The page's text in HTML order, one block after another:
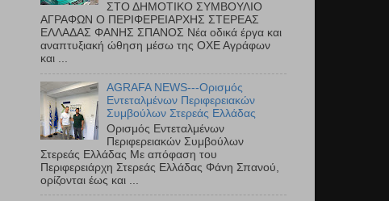
ΣΤΟ ΔΗΜΟΤΙΚΟ ΣΥΜΒΟΥΛΙΟ
ΑΓΡΑΦΩΝ Ο ΠΕΡΙΦΕΡΕΙΑΡΧΗΣ ΣΤΕΡΕΑΣ
ΕΛΛΑΔΑΣ ΦΑΝΗΣ ΣΠΑΝΟΣ Νέα οδικά έργα και
αναπτυξιακή ώθηση μέσω της ΟΧΕ Αγράφων
και ...
AGRAFA NEWS---Ορισμός
Εντεταλμένων Περιφερειακών
Συμβούλων Στερεάς Ελλάδας
Ορισμός Εντεταλμένων
Περιφερειακών Συμβούλων
Στερεάς Ελλάδας Με απόφαση του
Περιφερειάρχη Στερεάς Ελλάδας Φάνη Σπανού,
ορίζονται έως και ...